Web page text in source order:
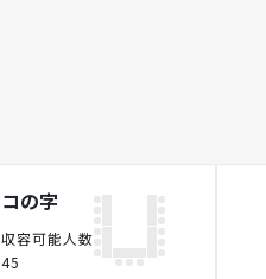
コの字
収容可能人数
45